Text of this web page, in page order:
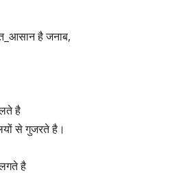
है जनाब,
है
से गुजरते है।
है